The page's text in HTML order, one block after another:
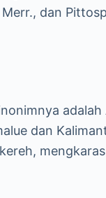
dan
dan